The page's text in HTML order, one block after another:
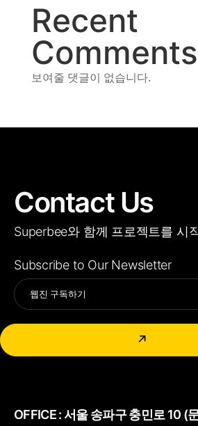
Recent
Comments
보여줄 댓글이 없습니다.
Contact Us
Superbee와 함께 프로젝트를 시
Subscribe to Our Newsletter
↗
Alternative:
OFFICE :서울 송파구 충민로 10 (